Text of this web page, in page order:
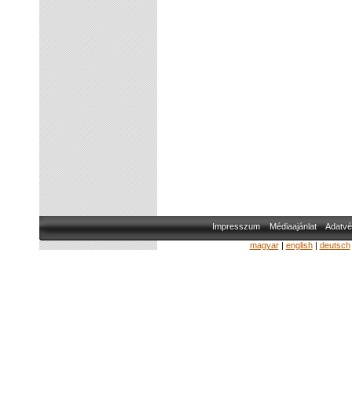
Impresszum Médiaajánlat
magyar| english| deutsch